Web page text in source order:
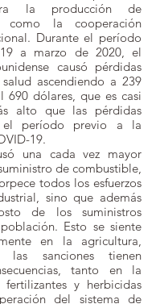
la producción de
como la cooperación
Durante el período
a marzo de 2020, el
causó pérdidas
ascendiendo a 239
690 dólares, que es casi
alto que las pérdidas
el período previo a la
19.
una cada vez mayor
de combustible,
todos los esfuerzos
sino que además
de los suministros
Esto se siente
en la agricultura,
sanciones tienen
tanto en la
y herbicidas
del sistema de